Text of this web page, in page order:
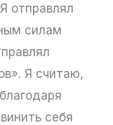
отправлял
силам
Я считаю,
себя